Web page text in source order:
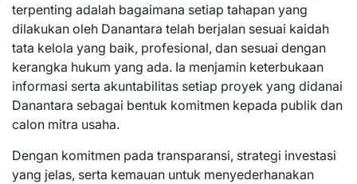
terpenting adalah bagaimana setiap tahapan yang
dilakukan oleh Danantara telah berjalan sesuai kaidah
tata kelola yang baik, profesional, dan sesuai dengan
kerangka hukum yang ada. Ia menjamin keterbukaan
informasi serta akuntabilitas setiap proyek yang didanai
Danantara sebagai bentuk komitmen kepada publik dan
calon mitra usaha.
Dengan komitmen pada transparansi, strategi investasi
yang jelas, serta kemauan untuk menyederhanakan